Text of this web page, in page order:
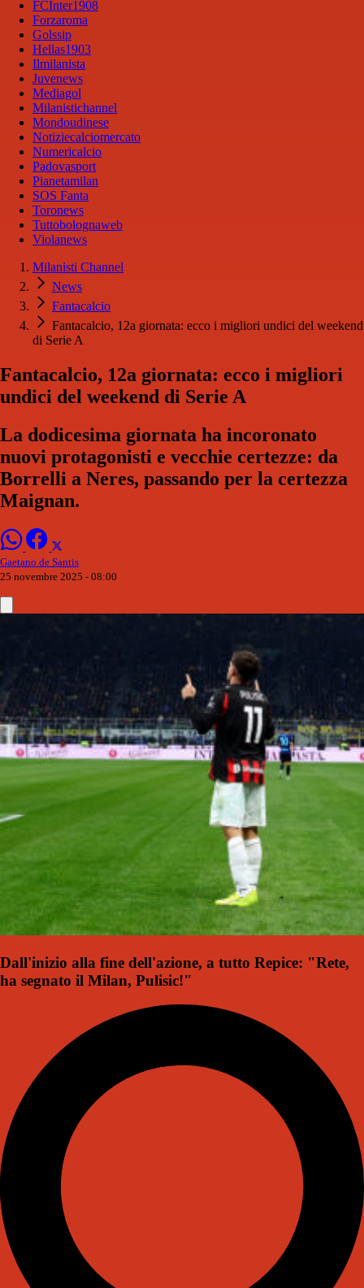
FCInter1908
Forzaroma
Golssip
Hellas1903
Ilmilanista
Juvenews
Mediagol
Milanistichannel
Mondoudinese
Notiziecalciomercato
Numericalcio
Padovasport
Pianetamilan
SOS Fanta
Toronews
Tuttobolognaweb
Violanews
Milanisti Channel
News
Fantacalcio
Fantacalcio, 12a giornata: ecco i migliori undici del weekend
di Serie A
Fantacalcio, 12a giornata: ecco i migliori
undici del weekend di Serie A
La dodicesima giornata ha incoronato
nuovi protagonisti e vecchie certezze: da
Borrelli a Neres, passando per la certezza
Maignan.
Gaetano de Santis
25 novembre 2025 - 08:00
Dall'inizio alla fine dell'azione, a tutto Repice: "Rete,
ha segnato il Milan, Pulisic!"